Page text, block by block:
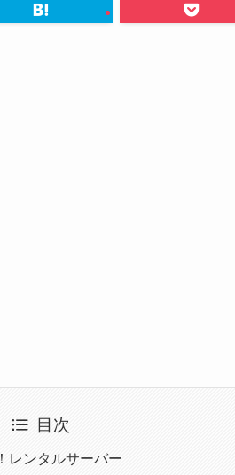
目次
レンタルサーバー